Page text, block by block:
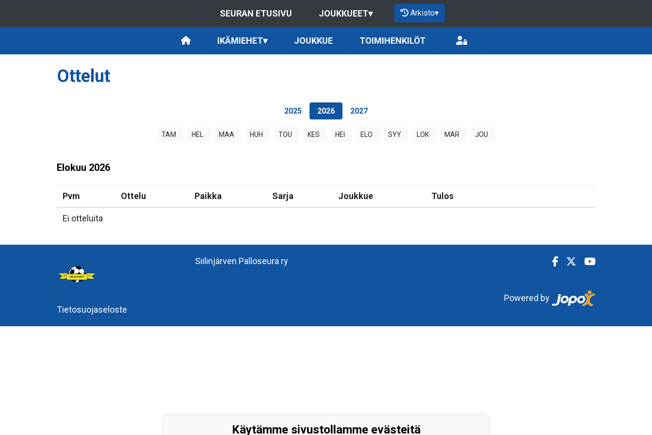
SEURAN ETUSIVU JOUKKUEET▾ Arkisto▾
IKÄMIEHET▾ JOUKKUE TOIMIHENKILÖT
Ottelut
2025 2026 2027
TAM HEL MAA HUH TOU KES HEI ELO SYY LOK MAR JOU
Elokuu 2026
Pvm Ottelu Paikka Sarja Joukkue Tulos
Ei otteluita
Tietosuojaseloste
Siilinjärven Palloseura ry
Powered by
Käytämme sivustollamme evästeitä